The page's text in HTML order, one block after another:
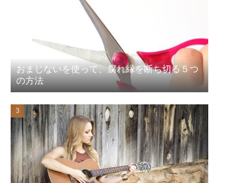
おまじないを使って、腐れ縁を断ち切る５つ
の方法